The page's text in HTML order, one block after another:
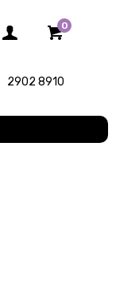
2902 8910
0